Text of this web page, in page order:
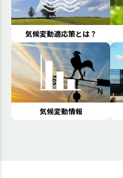
気候変動適応策とは？
気候変動情報